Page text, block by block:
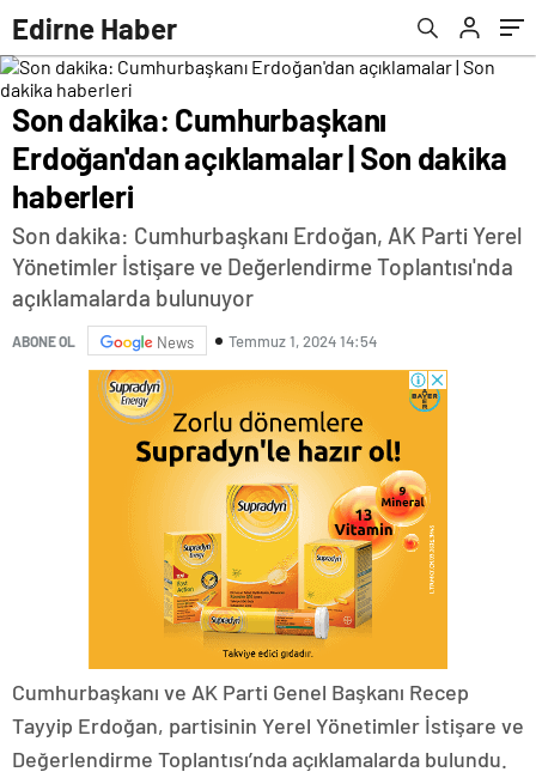
Edirne Haber
Son dakika: Cumhurbaşkanı
Erdoğan'dan açıklamalar | Son dakika
haberleri
Son dakika: Cumhurbaşkanı Erdoğan, AK Parti Yerel
Yönetimler İstişare ve Değerlendirme Toplantısı'nda
açıklamalarda bulunuyor
ABONE OL News Temmuz 1, 2024 14:54
Cumhurbaşkanı ve AK Parti Genel Başkanı Recep
Tayyip Erdoğan, partisinin Yerel Yönetimler İstişare ve
Değerlendirme Toplantısı’nda açıklamalarda bulundu.